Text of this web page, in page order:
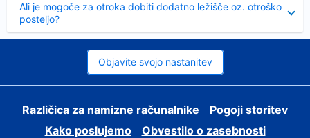
Ali je mogoče za otroka dobiti dodatno ležišče oz. otroško
posteljo?
Objavite svojo nastanitev
Različica za namizne računalnike
Pogoji storitev
Kako poslujemo
Obvestilo o zasebnosti